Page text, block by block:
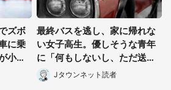
選択する
ズボ
に乗
小さ
)
最終バスを逃し、家に帰れな
い女子高生。優しそうな青年
に「何もしないし、ただ送っ
てあげるから」と言われて
Jタウンネット読者